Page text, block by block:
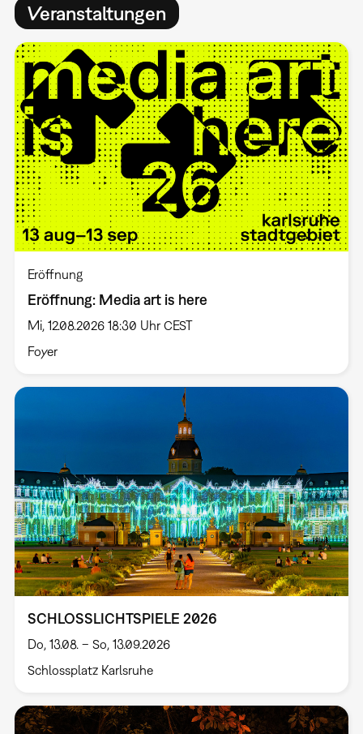
Veranstaltungen
Eröffnung
Eröffnung: Media art is here
Mi, 12.08.2026 18:30 Uhr CEST
Foyer
SCHLOSSLICHTSPIELE 2026
Do, 13.08. – So, 13.09.2026
Schlossplatz Karlsruhe